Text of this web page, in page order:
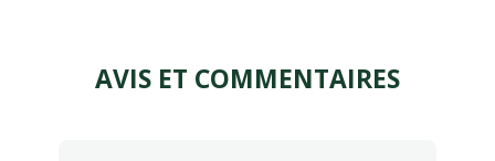
AVIS ET COMMENTAIRES